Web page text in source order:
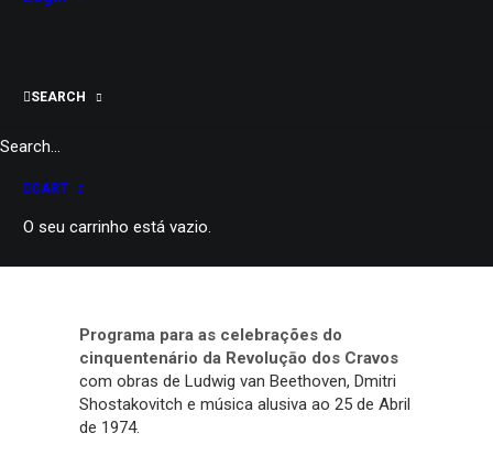
SEARCH
CART
O seu carrinho está vazio.
Programa para as celebrações do
cinquentenário da Revoluçāo dos Cravos
com obras de Ludwig van Beethoven, Dmitri
Shostakovitch e música alusiva ao 25 de Abril
de 1974.